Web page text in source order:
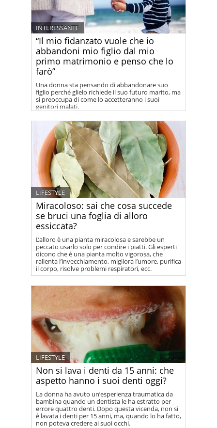
“Il mio fidanzato vuole che io
abbandoni mio figlio dal mio
primo matrimonio e penso che lo
farò”
INTERESSANTE
Una donna sta pensando di abbandonare suo
figlio perché glielo richiede il suo futuro marito, ma
si preoccupa di come lo accetteranno i suoi
genitori malati.
Miracoloso: sai che cosa succede
se bruci una foglia di alloro
essiccata?
LIFESTYLE
L’alloro è una pianta miracolosa e sarebbe un
peccato usarlo solo per condire i piatti. Gli esperti
dicono che è una pianta molto vigorosa, che
rallenta l’invecchiamento, migliora l’umore, purifica
il corpo, risolve problemi respiratori, ecc.
Non si lava i denti da 15 anni: che
aspetto hanno i suoi denti oggi?
LIFESTYLE
La donna ha avuto un’esperienza traumatica da
bambina quando un dentista le ha estratto per
errore quattro denti. Dopo questa vicenda, non si
è lavata i denti per 15 anni, ma, quando lo ha fatto,
non poteva credere ai suoi occhi.